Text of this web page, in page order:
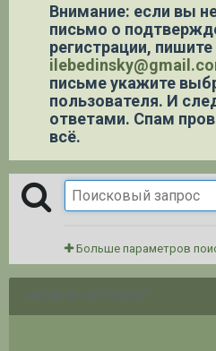
Внимание: если вы
письмо о
регистрации, пишите
письме укажите
пользователя. И
ответами. Спам
всё.
Больше параметров
НАЙДЕНО 1 РЕЗУЛЬТАТ